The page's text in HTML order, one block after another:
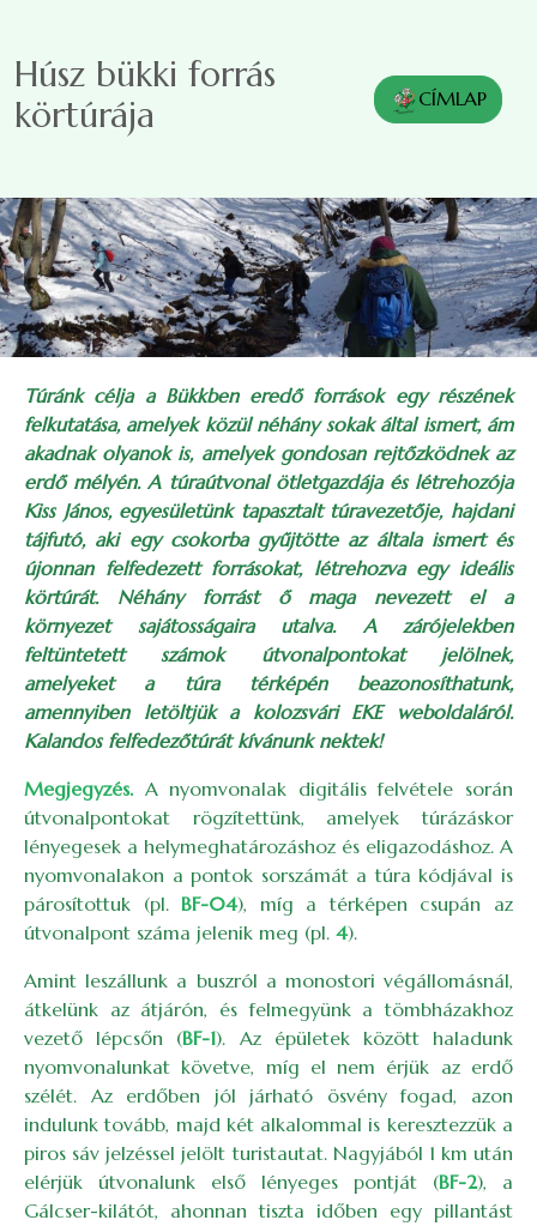
Húsz bükki forrás
körtúrája
CÍMLAP
Túránk célja a Bükkben eredő források egy részének
felkutatása, amelyek közül néhány sokak által ismert, ám
akadnak olyanok is, amelyek gondosan rejtőzködnek az
erdő mélyén. A túraútvonal ötletgazdája és létrehozója
Kiss János, egyesületünk tapasztalt túravezetője, hajdani
tájfutó, aki egy csokorba gyűjtötte az általa ismert és
újonnan felfedezett forrásokat, létrehozva egy ideális
körtúrát. Néhány forrást ő maga nevezett el a
környezet sajátosságaira utalva. A zárójelekben
feltüntetett számok útvonalpontokat jelölnek,
amelyeket a túra térképén beazonosíthatunk,
amennyiben letöltjük a kolozsvári EKE weboldaláról.
Kalandos felfedezőtúrát kívánunk nektek!
Megjegyzés. A nyomvonalak digitális felvétele során
útvonalpontokat rögzítettünk, amelyek túrázáskor
lényegesek a helymeghatározáshoz és eligazodáshoz. A
nyomvonalakon a pontok sorszámát a túra kódjával is
párosítottuk (pl.BF-04), míg a térképen csupán az
útvonalpont száma jelenik meg (pl. 4).
Amint leszállunk a buszról a monostori végállomásnál,
átkelünk az átjárón, és felmegyünk a tömbházakhoz
vezető lépcsőn (BF-1). Az épületek között haladunk
nyomvonalunkat követve, míg el nem érjük az erdő
szélét. Az erdőben jól járható ösvény fogad, azon
indulunk tovább, majd két alkalommal is keresztezzük a
piros sáv jelzéssel jelölt turistautat. Nagyjából 1 km után
elérjük útvonalunk első lényeges pontját (BF-2), a
Gálcser-kilátót, ahonnan tiszta időben egy pillantást